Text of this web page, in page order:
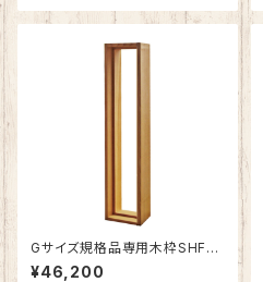
Gサイズ規格品専用木枠SHF-Z
G1
¥46,200